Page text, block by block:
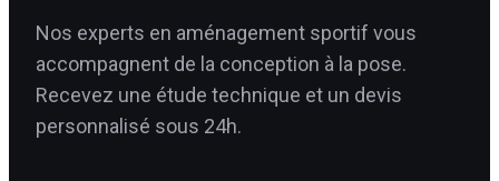
Nos experts en aménagement sportif vous
accompagnent de la conception à la pose.
Recevez une étude technique et un devis
personnalisé sous 24h.